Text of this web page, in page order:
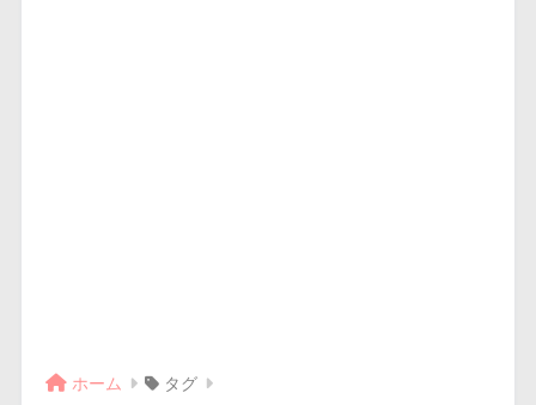
ホーム タグ